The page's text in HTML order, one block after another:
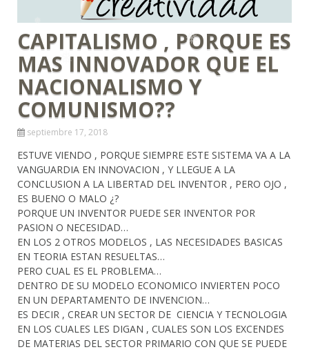
CAPITALISMO , PORQUE ES
MAS INNOVADOR QUE EL
NACIONALISMO Y
COMUNISMO??
septiembre 17, 2018
ESTUVE VIENDO , PORQUE SIEMPRE ESTE SISTEMA VA A LA
VANGUARDIA EN INNOVACION , Y LLEGUE A LA
CONCLUSION A LA LIBERTAD DEL INVENTOR , PERO OJO ,
ES BUENO O MALO ¿?
PORQUE UN INVENTOR PUEDE SER INVENTOR POR
PASION O NECESIDAD…
EN LOS 2 OTROS MODELOS , LAS NECESIDADES BASICAS
EN TEORIA ESTAN RESUELTAS…
PERO CUAL ES EL PROBLEMA…
DENTRO DE SU MODELO ECONOMICO INVIERTEN POCO
EN UN DEPARTAMENTO DE INVENCION…
ES DECIR , CREAR UN SECTOR DE CIENCIA Y TECNOLOGIA
EN LOS CUALES LES DIGAN , CUALES SON LOS EXCENDES
DE MATERIAS DEL SECTOR PRIMARIO CON QUE SE PUEDE